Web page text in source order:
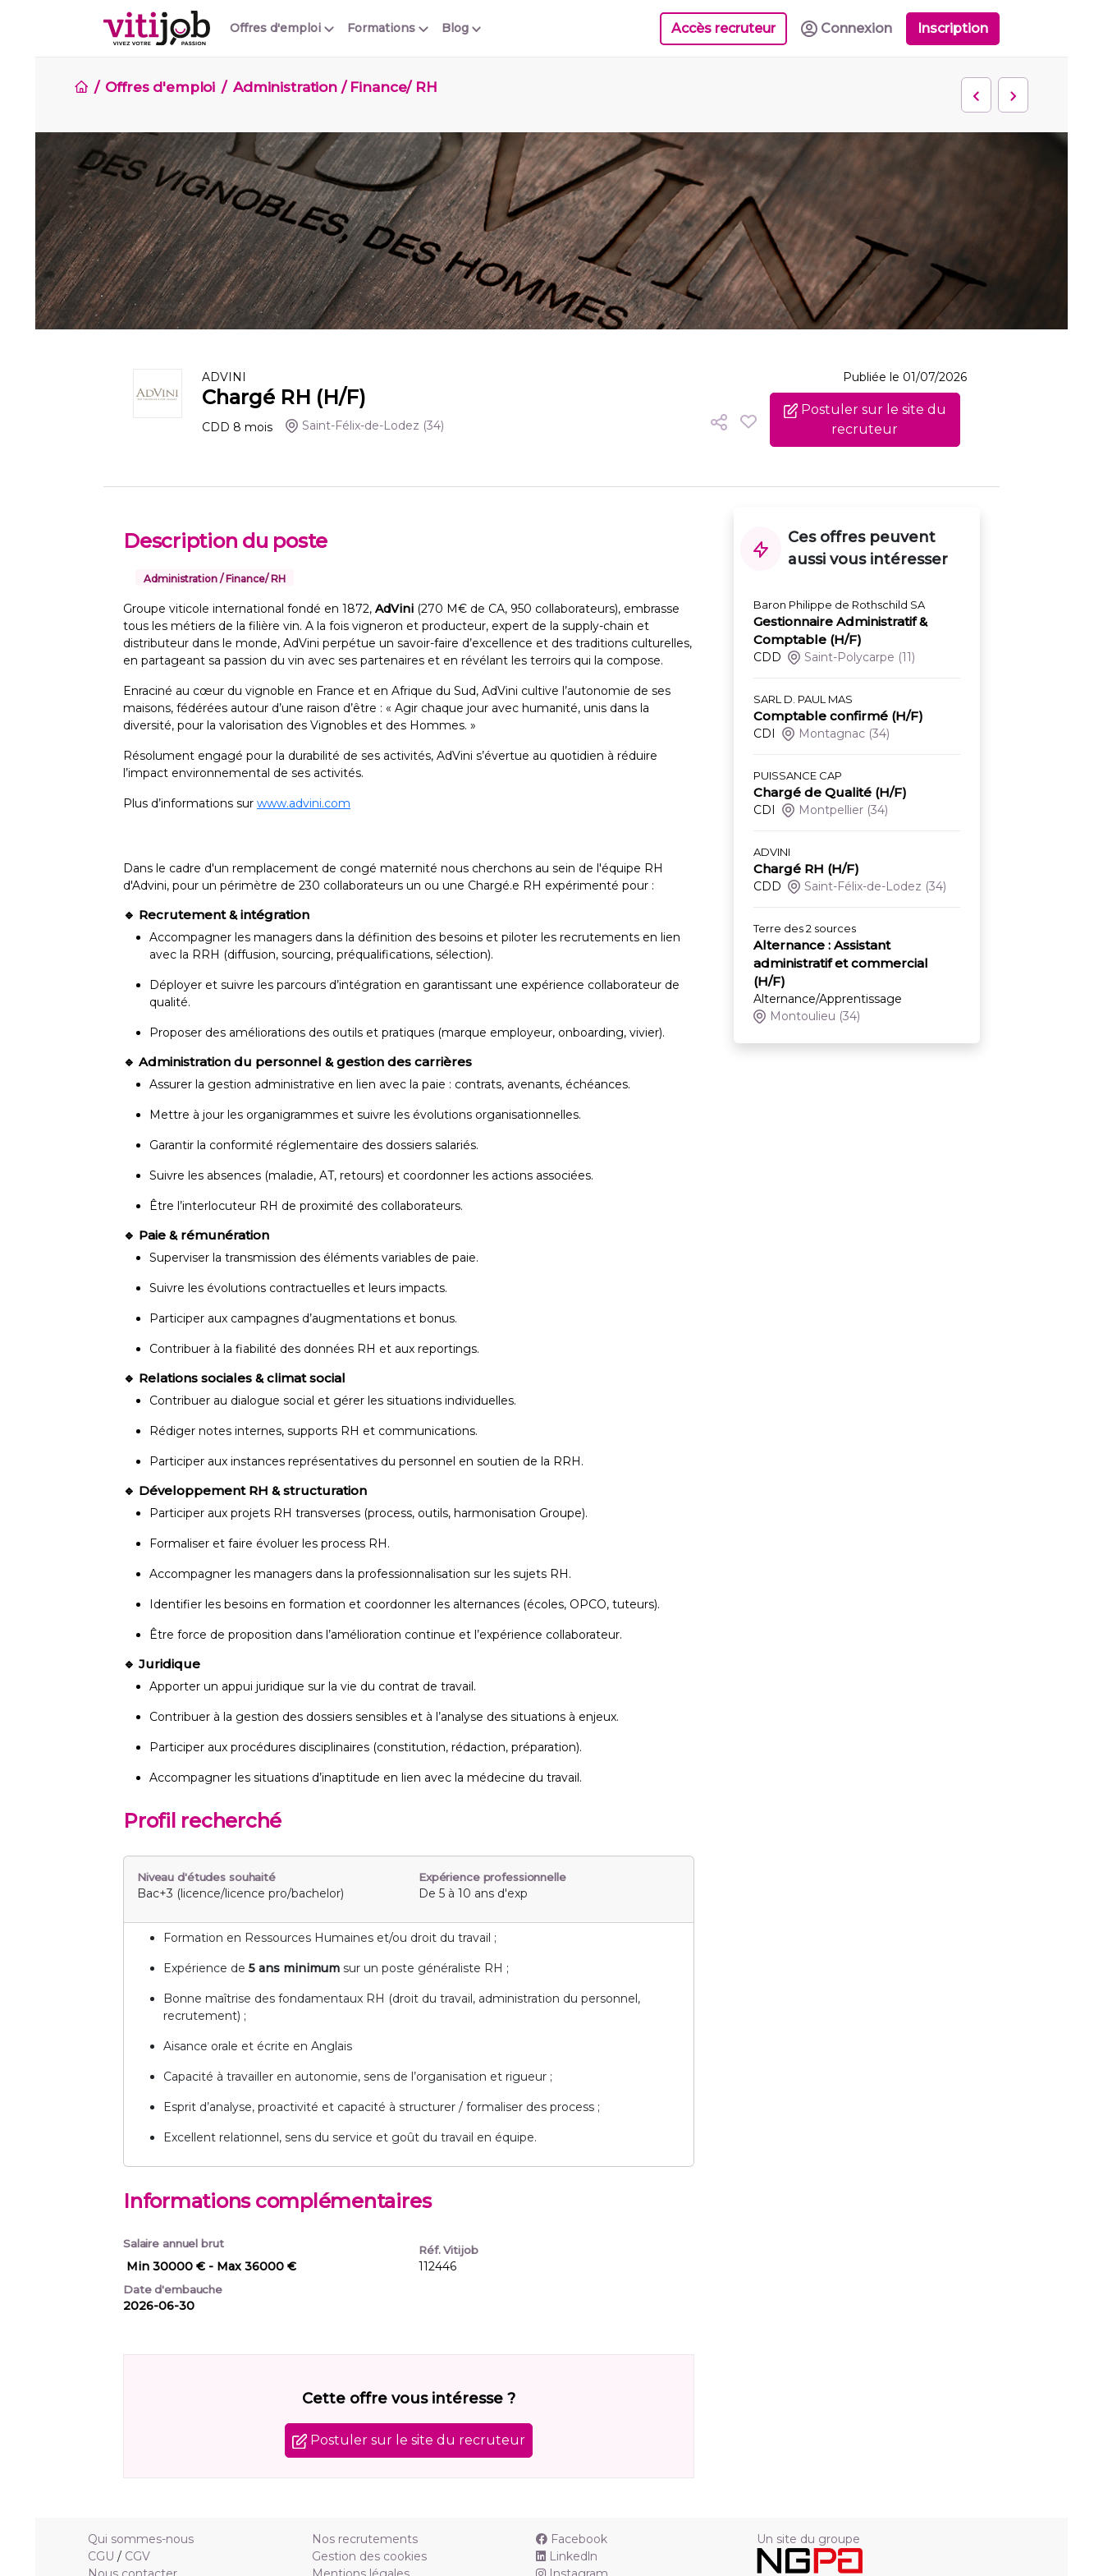
Offres d'emploi Blog
Formations Accès recruteur Connexion Inscription
Offres d'emploi Administration / Finance/ RH
ADVINI
Chargé RH (H/F)
CDD 8 mois Saint-Félix-de-Lodez (34)
Publiée le 01/07/2026
Postuler sur le site du
recruteur
Description du poste
Administration / Finance/ RH
Groupe viticole international fondé en 1872, AdVini (270 M€ de CA, 950 collaborateurs), embrasse
tous les métiers de la filière vin. A la fois vigneron et producteur, expert de la supply-chain et
distributeur dans le monde, AdVini perpétue un savoir-faire d’excellence et des traditions culturelles,
en partageant sa passion du vin avec ses partenaires et en révélant les terroirs qui la compose.
Enraciné au cœur du vignoble en France et en Afrique du Sud, AdVini cultive l’autonomie de ses
maisons, fédérées autour d’une raison d’être : « Agir chaque jour avec humanité, unis dans la
diversité, pour la valorisation des Vignobles et des Hommes. »
Résolument engagé pour la durabilité de ses activités, AdVini s’évertue au quotidien à réduire
l’impact environnemental de ses activités.
Plus d’informations sur www.advini.com
Dans le cadre d'un remplacement de congé maternité nous cherchons au sein de l'équipe RH
d'Advini, pour un périmètre de 230 collaborateurs un ou une Chargé.e RH expérimenté pour :
🔹 Recrutement & intégration
Accompagner les managers dans la définition des besoins et piloter les recrutements en lien
avec la RRH (diffusion, sourcing, préqualifications, sélection).
Déployer et suivre les parcours d’intégration en garantissant une expérience collaborateur de
qualité.
Proposer des améliorations des outils et pratiques (marque employeur, onboarding, vivier).
🔹 Administration du personnel & gestion des carrières
Assurer la gestion administrative en lien avec la paie : contrats, avenants, échéances.
Mettre à jour les organigrammes et suivre les évolutions organisationnelles.
Garantir la conformité réglementaire des dossiers salariés.
Suivre les absences (maladie, AT, retours) et coordonner les actions associées.
Être l’interlocuteur RH de proximité des collaborateurs.
🔹 Paie & rémunération
Superviser la transmission des éléments variables de paie.
Suivre les évolutions contractuelles et leurs impacts.
Participer aux campagnes d’augmentations et bonus.
Contribuer à la fiabilité des données RH et aux reportings.
🔹 Relations sociales & climat social
Contribuer au dialogue social et gérer les situations individuelles.
Rédiger notes internes, supports RH et communications.
Participer aux instances représentatives du personnel en soutien de la RRH.
🔹 Développement RH & structuration
Participer aux projets RH transverses (process, outils, harmonisation Groupe).
Formaliser et faire évoluer les process RH.
Accompagner les managers dans la professionnalisation sur les sujets RH.
Identifier les besoins en formation et coordonner les alternances (écoles, OPCO, tuteurs).
Être force de proposition dans l’amélioration continue et l’expérience collaborateur.
🔹 Juridique
Apporter un appui juridique sur la vie du contrat de travail.
Contribuer à la gestion des dossiers sensibles et à l’analyse des situations à enjeux.
Participer aux procédures disciplinaires (constitution, rédaction, préparation).
Accompagner les situations d’inaptitude en lien avec la médecine du travail.
Profil recherché
Niveau d'études souhaité
Bac+3 (licence/licence pro/bachelor)
Expérience professionnelle
De 5 à 10 ans d'exp
Formation en Ressources Humaines et/ou droit du travail ;
Expérience de 5 ans minimum sur un poste généraliste RH ;
Bonne maîtrise des fondamentaux RH (droit du travail, administration du personnel,
recrutement) ;
Aisance orale et écrite en Anglais
Capacité à travailler en autonomie, sens de l’organisation et rigueur ;
Esprit d’analyse, proactivité et capacité à structurer / formaliser des process ;
Excellent relationnel, sens du service et goût du travail en équipe.
Informations complémentaires
Salaire annuel brut
Min 30000 € - Max 36000 €
Date d'embauche
2026-06-30
Réf. Vitijob
112446
Cette offre vous intéresse ?
Postuler sur le site du recruteur
Ces offres peuvent
aussi vous intéresser
Baron Philippe de Rothschild SA
Gestionnaire Administratif &
Comptable (H/F)
CDD Saint-Polycarpe (11)
SARL D. PAUL MAS
Comptable confirmé (H/F)
CDI Montagnac (34)
PUISSANCE CAP
Chargé de Qualité (H/F)
CDI Montpellier (34)
ADVINI
Chargé RH (H/F)
CDD Saint-Félix-de-Lodez (34)
Terre des 2 sources
Alternance : Assistant
administratif et commercial
(H/F)
Alternance/Apprentissage
Montoulieu (34)
Qui sommes-nous
CGU / CGV
Nos recrutements
Gestion des cookies
Facebook
Linkedln
Un site du groupe